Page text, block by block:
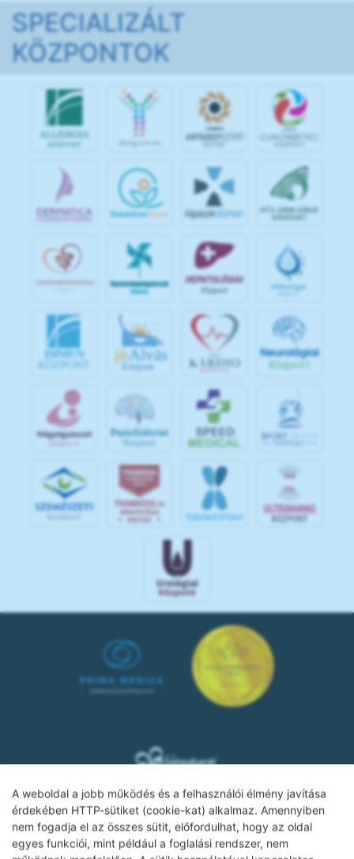
A weboldal a jobb működés és a felhasználói élmény javítása
érdekében HTTP-sütiket (cookie-kat) alkalmaz. Amennyiben
nem fogadja el az összes sütit, előfordulhat, hogy az oldal
egyes funkciói, mint például a foglalási rendszer, nem
SPECIALIZÁLT
KÖZPONTOK
IMMUN
KÖZPONT
jó Alvás
Központ
SPOR
Adatkezelési tájékoztató